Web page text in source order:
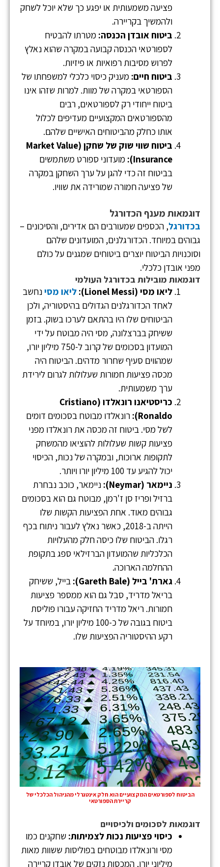
פציעה משמעותית או יפגע כך שלא יוכל לשחק
ולהמשיך בקריירה.
ביטוח אובדן הכנסה: מטרתו להבטיח
לספורטאי הכנסה קבועה במקרה שהוא נאלץ
לפרוש מסיבות רפואיות או פיזיות.
ביטוח חיים: מעניק כיסוי כלכלי למשפחתו של
הספורטאי במקרה של מוות. למרות שזהו אינו
ביטוח ייחודי רק לספורטאים, רבים
מהספורטאים המקצועיים מעדיפים לכלול
אותו כחלק מהביטוחים האישיים שלהם.
ביטוח שווי שוק של שחקן (Market Value
Insurance):
מועדוני ספורט משתמשים
בביטוח זה כדי להגן על ערך השחקן במקרה
של פציעה חמורה שמורידה את שוויו.
דוגמאות מענף הכדורגל
בכדורגל, הכספים שמעורבים הם אדירים, והסיכונים –
גבוהים במיוחד. הכדורגלנים, המועדונים שלהם
וסוכנויות הביטוח יוצרים ביטוחים שמגנים על כולם
מפני אובדן כלכלי.
דוגמאות מובילות בכדורגל העולמי
ליאו מסי (Lionel Messi):
ליאו מסינחשב
לאחד הכדורגלנים הגדולים בהיסטוריה, ולכן
הביטוחים שלו היו בהתאם לערכו בשוק. בזמן
ששיחק בברצלונה, מסי היה מבוטח על ידי
המועדון בסכומים של קרוב ל-750 מיליון יורו,
שמהווים סעיף שחרור מדהים. הביטוח היה
מכסה פציעות חמורות שעלולות לגרום לירידת
ערך משמעותית.
כריסטיאנו רונאלדו (Cristiano
Ronaldo):
רונאלדו מבוטח בסכומים דומים
לשל מסי. ביטוח זה מכסה את רונאלדו מפני
פציעות קשות שעלולות להוציאו מהמשחק
לתקופות ארוכות, ובמקרה של נכות, הכיסוי
יכול להגיע עד 100 מיליון יורו ויותר.
ניימאר (Neymar):
ניימאר, כוכב נבחרת
ברזיל ופריז סן ז'רמן, מבוטח גם הוא בסכומים
גבוהים מאוד. אחת הפציעות הקשות שלו
הייתה ב-2018, כאשר נאלץ לעבור ניתוח בכף
רגלו. הביטוח שלו כיסה חלק מהעלויות
הכלכליות שהמועדון הברזילאי ספג בתקופת
ההחלמה הארוכה.
גארת' בייל (Gareth Bale):
בייל, ששיחק
בריאל מדריד, סבל גם הוא ממספר פציעות
חמורות. ריאל מדריד החזיקה עבורו פוליסת
ביטוח בגובה של כ-100 מיליון יורו, במיוחד על
רקע ההיסטוריה הפציעות שלו.
הביטוח לספורטאים המקצועיים הוא חלק אינטגרלי מהניהול הכלכלי של
קריירת הספורטאי
דוגמאות לסכומים ולכיסויים
כיסוי פציעות נכות לצמיתות: שחקנים כמו
מסי ורונאלדו מבוטחים בפוליסות ששוות מאות
מיליוני יורו, המכסות נזקים של אובדן קריירה